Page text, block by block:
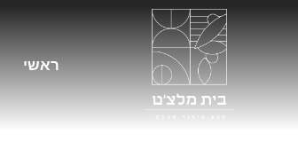
ראשי